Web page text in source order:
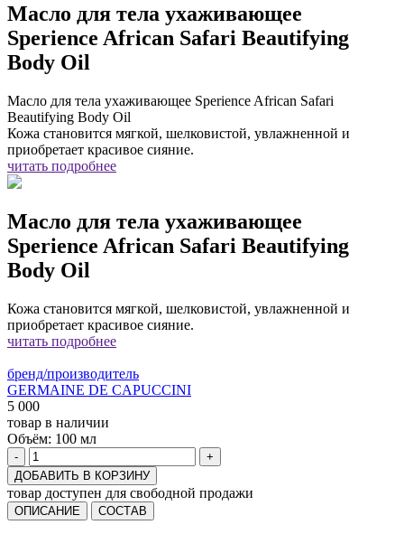
Масло для тела ухаживающее
Sperience African Safari Beautifying
Body Oil
Масло для тела ухаживающее Sperience African Safari
Beautifying Body Oil
Кожа становится мягкой, шелковистой, увлажненной и
приобретает красивое сияние.
читать подробнее
Масло для тела ухаживающее
Sperience African Safari Beautifying
Body Oil
Кожа становится мягкой, шелковистой, увлажненной и
приобретает красивое сияние.
читать подробнее
бренд/производитель
GERMAINE DE CAPUCCINI
5 000
товар в наличии
Объём: 100 мл
-
+
ДОБАВИТЬ В КОРЗИНУ
товар доступен для свободной продажи
ОПИСАНИЕ СОСТАВ